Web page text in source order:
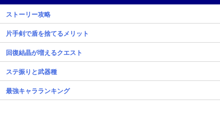
ストーリー攻略
片手剣で盾を捨てるメリット
回復結晶が増えるクエスト
ステ振りと武器種
最強キャラランキング